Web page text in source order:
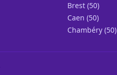
Brest (50)
Caen (50)
Chambéry (50)